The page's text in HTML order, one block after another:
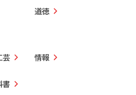
道徳
芸
情報
書